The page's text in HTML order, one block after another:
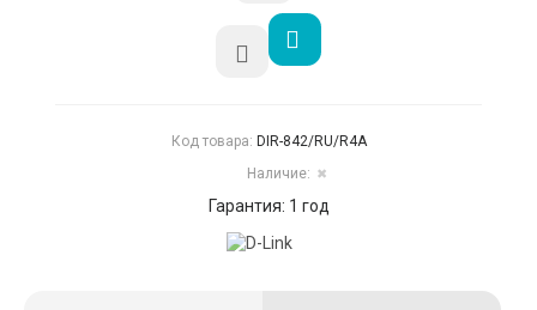
Код товара: DIR-842/RU/R4A
Наличие: ✖
Гарантия: 1 год